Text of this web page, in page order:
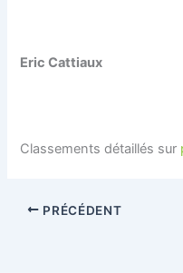
Eric Cattiaux
Classements détaillés sur
PRÉCÉDENT